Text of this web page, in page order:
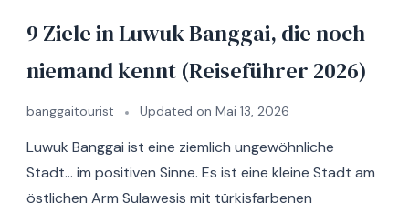
9 Ziele in Luwuk Banggai, die noch
niemand kennt (Reiseführer 2026)
banggaitourist Updated on Mai 13, 2026
Luwuk Banggai ist eine ziemlich ungewöhnliche
Stadt… im positiven Sinne. Es ist eine kleine Stadt am
östlichen Arm Sulawesis mit türkisfarbenen